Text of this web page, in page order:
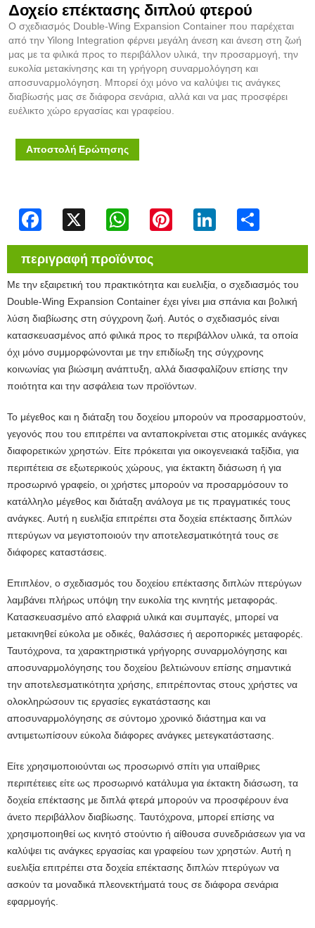
Δοχείο επέκτασης διπλού φτερού
Ο σχεδιασμός Double-Wing Expansion Container που παρέχεται
από την Yilong Integration φέρνει μεγάλη άνεση και άνεση στη ζωή
μας με τα φιλικά προς το περιβάλλον υλικά, την προσαρμογή, την
ευκολία μετακίνησης και τη γρήγορη συναρμολόγηση και
αποσυναρμολόγηση. Μπορεί όχι μόνο να καλύψει τις ανάγκες
διαβίωσής μας σε διάφορα σενάρια, αλλά και να μας προσφέρει
ευέλικτο χώρο εργασίας και γραφείου.
Αποστολή Ερώτησης
Facebook WhatsApp Pinterest LinkedIn
περιγραφή προϊόντος
Με την εξαιρετική του πρακτικότητα και ευελιξία, ο σχεδιασμός του
Double-Wing Expansion Container έχει γίνει μια σπάνια και βολική
λύση διαβίωσης στη σύγχρονη ζωή. Αυτός ο σχεδιασμός είναι
κατασκευασμένος από φιλικά προς το περιβάλλον υλικά, τα οποία
όχι μόνο συμμορφώνονται με την επιδίωξη της σύγχρονης
κοινωνίας για βιώσιμη ανάπτυξη, αλλά διασφαλίζουν επίσης την
ποιότητα και την ασφάλεια των προϊόντων.
Το μέγεθος και η διάταξη του δοχείου μπορούν να προσαρμοστούν,
γεγονός που του επιτρέπει να ανταποκρίνεται στις ατομικές ανάγκες
διαφορετικών χρηστών. Είτε πρόκειται για οικογενειακά ταξίδια, για
περιπέτεια σε εξωτερικούς χώρους, για έκτακτη διάσωση ή για
προσωρινό γραφείο, οι χρήστες μπορούν να προσαρμόσουν το
κατάλληλο μέγεθος και διάταξη ανάλογα με τις πραγματικές τους
ανάγκες. Αυτή η ευελιξία επιτρέπει στα δοχεία επέκτασης διπλών
πτερύγων να μεγιστοποιούν την αποτελεσματικότητά τους σε
διάφορες καταστάσεις.
Επιπλέον, ο σχεδιασμός του δοχείου επέκτασης διπλών πτερύγων
λαμβάνει πλήρως υπόψη την ευκολία της κινητής μεταφοράς.
Κατασκευασμένο από ελαφριά υλικά και συμπαγές, μπορεί να
μετακινηθεί εύκολα με οδικές, θαλάσσιες ή αεροπορικές μεταφορές.
Ταυτόχρονα, τα χαρακτηριστικά γρήγορης συναρμολόγησης και
αποσυναρμολόγησης του δοχείου βελτιώνουν επίσης σημαντικά
την αποτελεσματικότητα χρήσης, επιτρέποντας στους χρήστες να
ολοκληρώσουν τις εργασίες εγκατάστασης και
αποσυναρμολόγησης σε σύντομο χρονικό διάστημα και να
αντιμετωπίσουν εύκολα διάφορες ανάγκες μετεγκατάστασης.
Είτε χρησιμοποιούνται ως προσωρινό σπίτι για υπαίθριες
περιπέτειες είτε ως προσωρινό κατάλυμα για έκτακτη διάσωση, τα
δοχεία επέκτασης με διπλά φτερά μπορούν να προσφέρουν ένα
άνετο περιβάλλον διαβίωσης. Ταυτόχρονα, μπορεί επίσης να
χρησιμοποιηθεί ως κινητό στούντιο ή αίθουσα συνεδριάσεων για να
καλύψει τις ανάγκες εργασίας και γραφείου των χρηστών. Αυτή η
ευελιξία επιτρέπει στα δοχεία επέκτασης διπλών πτερύγων να
ασκούν τα μοναδικά πλεονεκτήματά τους σε διάφορα σενάρια
εφαρμογής.